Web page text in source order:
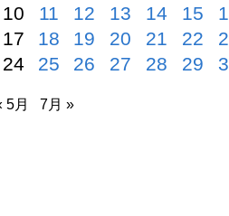
10
11 12 13 14 15
17
18 19 20 21 22
24
25 26 27 28 29
5月 7月 »